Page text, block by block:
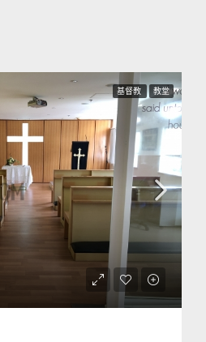
基督教 教堂